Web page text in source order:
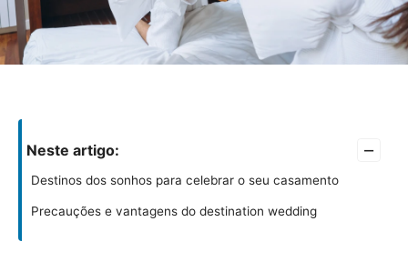
Neste artigo: –
Destinos dos sonhos para celebrar o seu casamento
Precauções e vantagens do destination wedding